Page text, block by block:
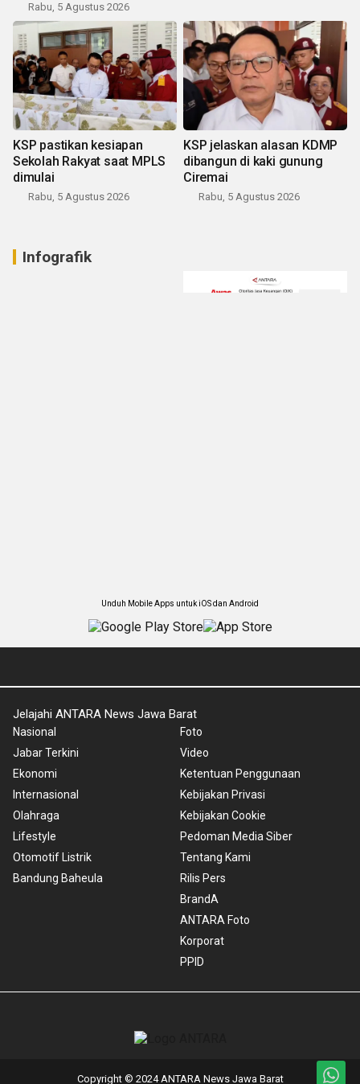
Rabu, 5 Agustus 2026
KSP pastikan kesiapan
Sekolah Rakyat saat MPLS
dimulai
Rabu, 5 Agustus 2026
KSP jelaskan alasan KDMP
dibangun di kaki gunung
Ciremai
Rabu, 5 Agustus 2026
Infografik
Unduh Mobile Apps untuk iOS dan Android
Jelajahi ANTARA News Jawa Barat
Nasional
Jabar Terkini
Ekonomi
Internasional
Olahraga
Lifestyle
Otomotif Listrik
Bandung Baheula
Foto
Video
Ketentuan Penggunaan
Kebijakan Privasi
Kebijakan Cookie
Pedoman Media Siber
Tentang Kami
Rilis Pers
BrandA
ANTARA Foto
Korporat
PPID
Copyright © 2024 ANTARA News Jawa Barat